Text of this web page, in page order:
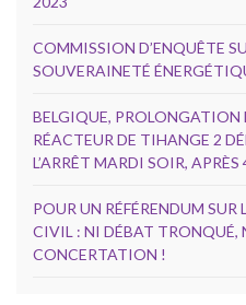
COMMISSION D’ENQUÊTE
SOUVERAINETÉ
BELGIQUE, PROLONGATION
RÉACTEUR DE TIHANGE 2
L’ARRÊT MARDI SOIR, APRÈS
POUR UN RÉFÉRENDUM
CIVIL : NI DÉBAT TRONQUÉ,
CONCERTATION !